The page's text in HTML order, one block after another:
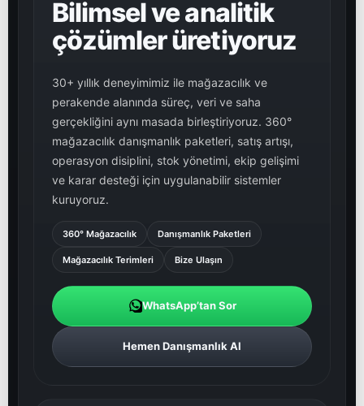
Bilimsel ve analitik
çözümler üretiyoruz
30+ yıllık deneyimimiz ile mağazacılık ve
perakende alanında süreç, veri ve saha
gerçekliğini aynı masada birleştiriyoruz. 360°
mağazacılık danışmanlık paketleri, satış artışı,
operasyon disiplini, stok yönetimi, ekip gelişimi
ve karar desteği için uygulanabilir sistemler
kuruyoruz.
360° Mağazacılık Danışmanlık Paketleri
Mağazacılık Terimleri Bize Ulaşın
WhatsApp’tan Sor
Hemen Danışmanlık Al